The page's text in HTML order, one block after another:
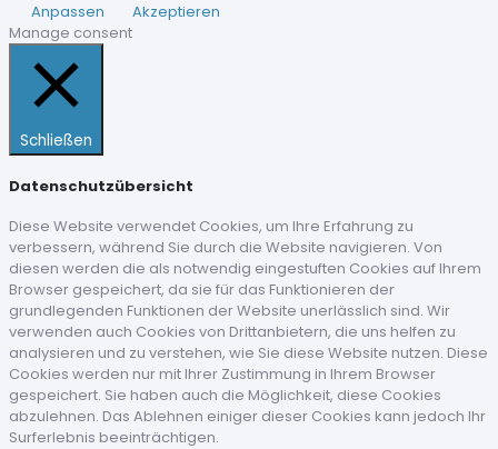
Anpassen
Akzeptieren
Manage consent
Schließen
Datenschutzübersicht
Diese Website verwendet Cookies, um Ihre Erfahrung zu
verbessern, während Sie durch die Website navigieren. Von
diesen werden die als notwendig eingestuften Cookies auf Ihrem
Browser gespeichert, da sie für das Funktionieren der
grundlegenden Funktionen der Website unerlässlich sind. Wir
verwenden auch Cookies von Drittanbietern, die uns helfen zu
analysieren und zu verstehen, wie Sie diese Website nutzen. Diese
Cookies werden nur mit Ihrer Zustimmung in Ihrem Browser
gespeichert. Sie haben auch die Möglichkeit, diese Cookies
abzulehnen. Das Ablehnen einiger dieser Cookies kann jedoch Ihr
Surferlebnis beeinträchtigen.